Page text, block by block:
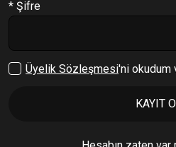
* Şifre
Üyelik Sözleşmesi'ni okudum
KAYIT